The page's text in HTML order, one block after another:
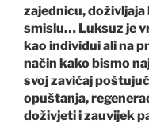
zajednicu,
smislu… Luksuz je
kao individui ali na
način kako bismo
svoj zavičaj
opuštanja,
doživjeti i zauvijek